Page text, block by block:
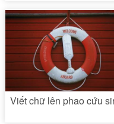
Viết chữ lên phao cứu